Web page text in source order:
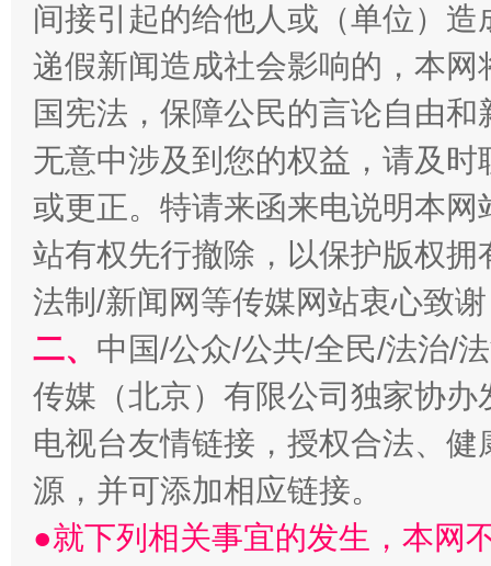
千年窑火 生生不息 一
揭开“小金库”的免责幌子
间接引起的给他人或（单位）
递假新闻造成社会影响的，本
国宪法，保障公民的言论自由
无意中涉及到您的权益，请及
或更正。特请来函来电说明本
站有权先行撤除，以保护版权
法制/新闻网等传媒网站衷心致
二、 中国/公众/公共/全民/法治/
传媒（北京）有限公司独家协
电视台友情链接，授权合法、
源，并可添加相应链接。
●就下列相关事宜的发生，本网